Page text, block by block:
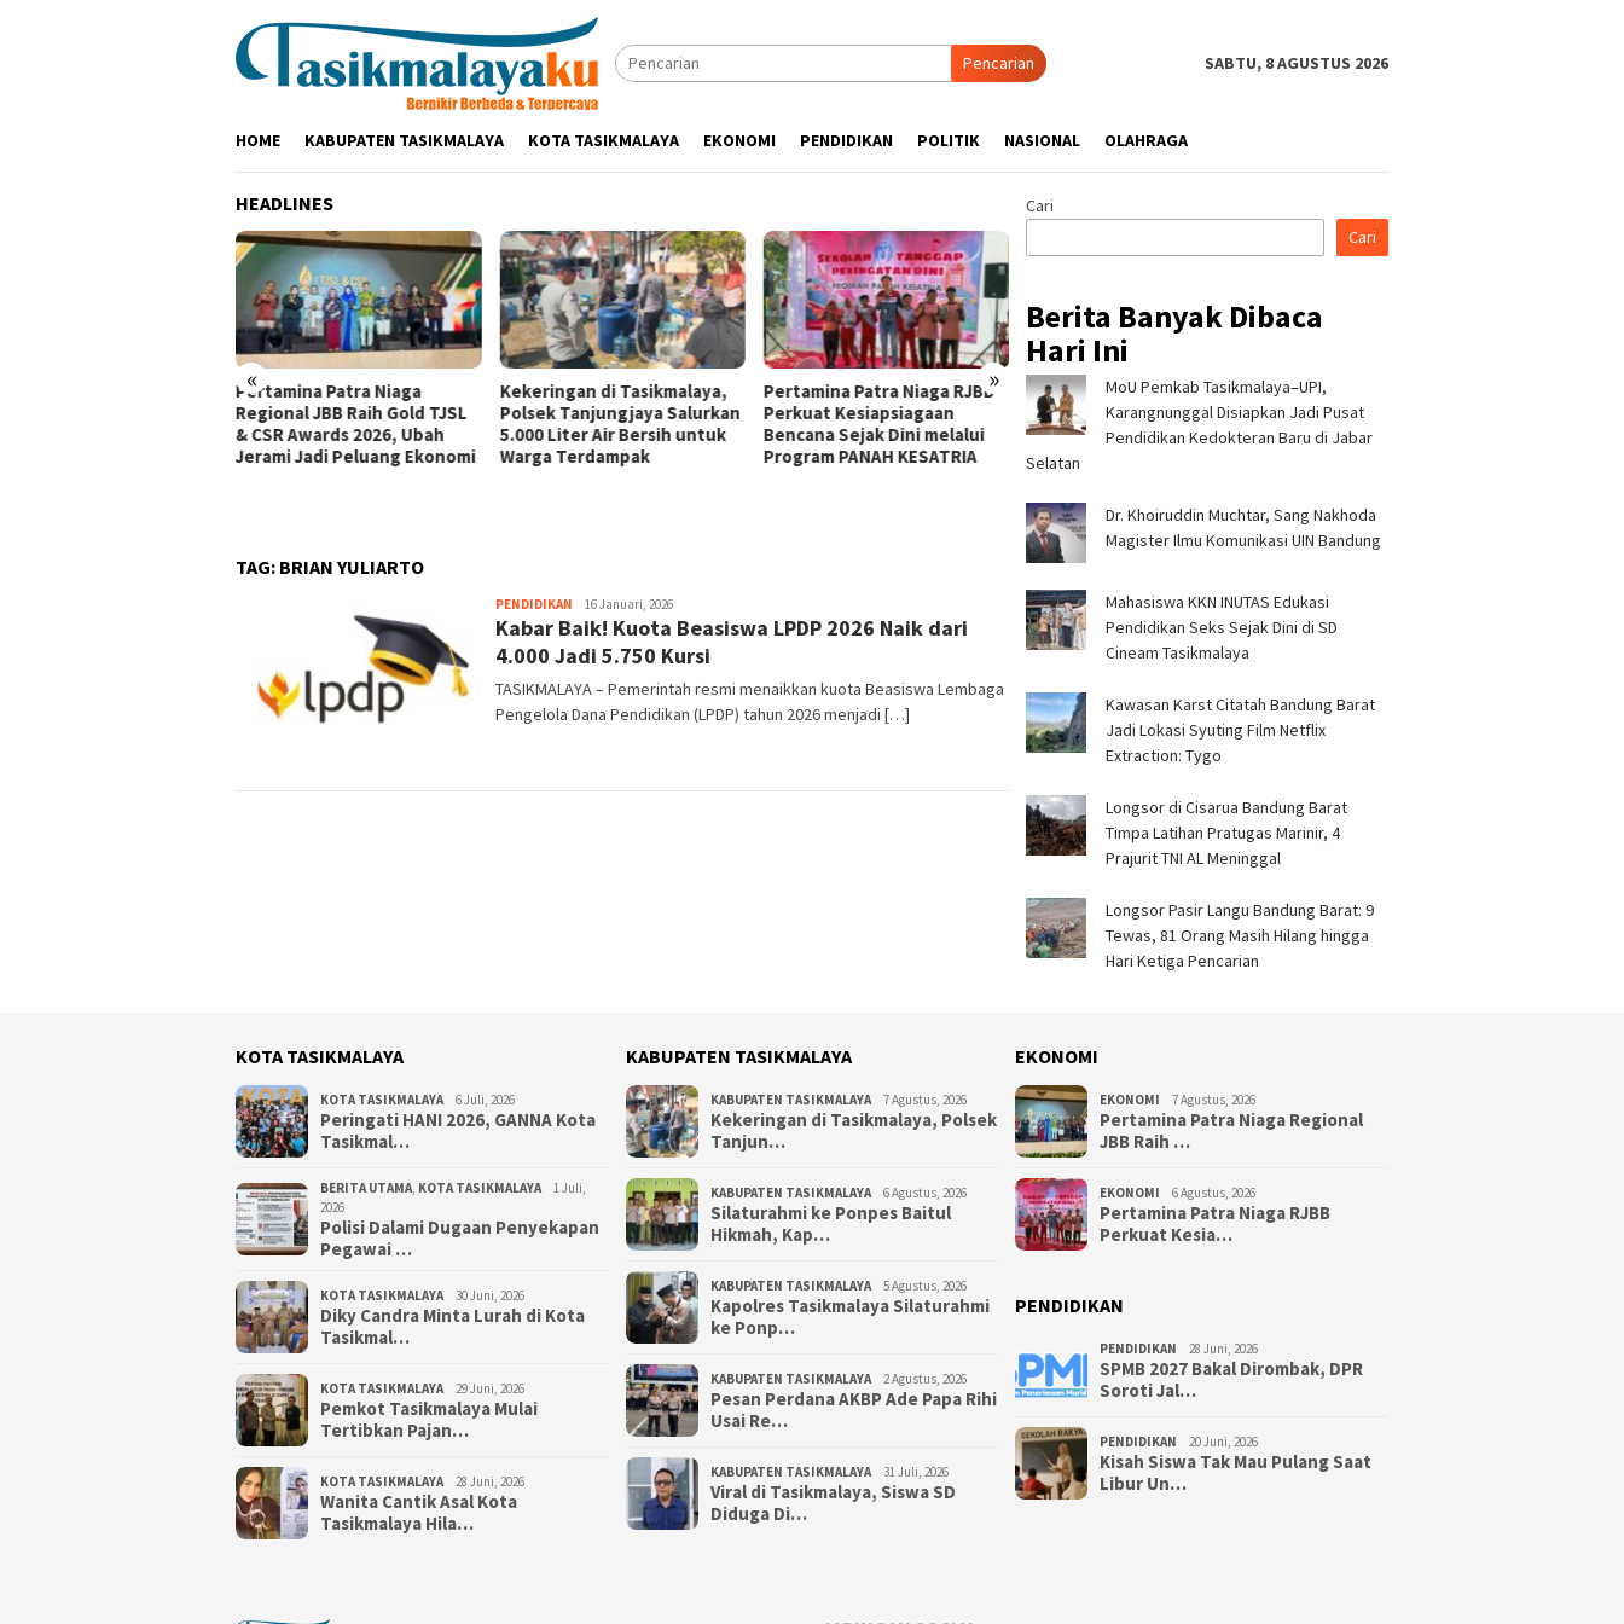
Pencarian SABTU, 8 AGUSTUS 2026
HOME KABUPATEN TASIKMALAYA KOTA TASIKMALAYA EKONOMI PENDIDIKAN POLITIK NASIONAL OLAHRAGA
HEADLINES
« »
Pertamina Patra Niaga
Regional JBB Raih Gold TJSL
& CSR Awards 2026, Ubah
Jerami Jadi Peluang Ekonomi
Kekeringan di Tasikmalaya,
Polsek Tanjungjaya Salurkan
5.000 Liter Air Bersih untuk
Warga Terdampak
Pertamina Patra Niaga RJBB
Perkuat Kesiapsiagaan
Bencana Sejak Dini melalui
Program PANAH KESATRIA
Silaturahmi ke Ponpes Baitul
Hikmah, Kapolres
Tasikmalaya Minta Dukungan
Ulama Jaga Keamanan
Pertamina Patra Niaga, PLN
Nusantara Power UP
Rembang, dan Rumah Zakat
TAG: BRIAN YULIARTO
PENDIDIKAN Tim
Redaksi
16 Januari, 2026
Kabar Baik! Kuota Beasiswa LPDP 2026 Naik dari
4.000 Jadi 5.750 Kursi
TASIKMALAYA – Pemerintah resmi menaikkan kuota Beasiswa Lembaga
Pengelola Dana Pendidikan (LPDP) tahun 2026 menjadi […]
Cari
Cari
Berita Banyak Dibaca
Hari Ini
MoU Pemkab Tasikmalaya–UPI,
Karangnunggal Disiapkan Jadi Pusat
Pendidikan Kedokteran Baru di Jabar
Selatan
Dr. Khoiruddin Muchtar, Sang Nakhoda
Magister Ilmu Komunikasi UIN Bandung
Mahasiswa KKN INUTAS Edukasi
Pendidikan Seks Sejak Dini di SD
Cineam Tasikmalaya
Kawasan Karst Citatah Bandung Barat
Jadi Lokasi Syuting Film Netflix
Extraction: Tygo
Longsor di Cisarua Bandung Barat
Timpa Latihan Pra­tugas Marinir, 4
Prajurit TNI AL Meninggal
Longsor Pasir Langu Bandung Barat: 9
Tewas, 81 Orang Masih Hilang hingga
Hari Ketiga Pencarian
KOTA TASIKMALAYA
KOTA TASIKMALAYA 6 Juli, 2026
Peringati HANI 2026, GANNA Kota
Tasikmal…
BERITA UTAMA, KOTA TASIKMALAYA
1 Juli,
2026
Polisi Dalami Dugaan Penyekapan
Pegawai …
KOTA TASIKMALAYA 30 Juni, 2026
Diky Candra Minta Lurah di Kota
Tasikmal…
KOTA TASIKMALAYA 29 Juni, 2026
Pemkot Tasikmalaya Mulai
Tertibkan Pajan…
KOTA TASIKMALAYA 28 Juni, 2026
Wanita Cantik Asal Kota
Tasikmalaya Hila…
KABUPATEN TASIKMALAYA
KABUPATEN TASIKMALAYA 7 Agustus, 2026
Kekeringan di Tasikmalaya, Polsek
Tanjun…
KABUPATEN TASIKMALAYA 6 Agustus, 2026
Silaturahmi ke Ponpes Baitul
Hikmah, Kap…
KABUPATEN TASIKMALAYA 5 Agustus, 2026
Kapolres Tasikmalaya Silaturahmi
ke Ponp…
KABUPATEN TASIKMALAYA 2 Agustus, 2026
Pesan Perdana AKBP Ade Papa Rihi
Usai Re…
KABUPATEN TASIKMALAYA 31 Juli, 2026
Viral di Tasikmalaya, Siswa SD
Diduga Di…
EKONOMI
EKONOMI 7 Agustus, 2026
Pertamina Patra Niaga Regional
JBB Raih …
EKONOMI 6 Agustus, 2026
Pertamina Patra Niaga RJBB
Perkuat Kesia…
PENDIDIKAN
PENDIDIKAN 28 Juni, 2026
SPMB 2027 Bakal Dirombak, DPR
Soroti Jal…
PENDIDIKAN 20 Juni, 2026
Kisah Siswa Tak Mau Pulang Saat
Libur Un…